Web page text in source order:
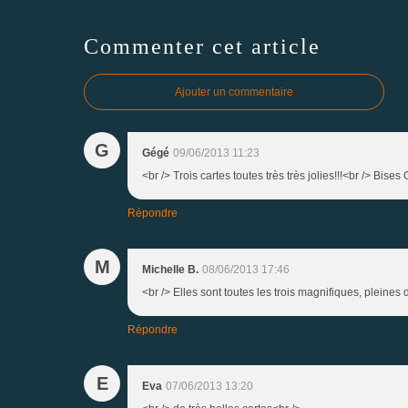
Commenter cet article
Ajouter un commentaire
G Gégé 09/06/2013 11:23
<br /> Trois cartes toutes très très jolies!!!<br /> Bises
Répondre
M Michelle B. 08/06/2013 17:46
<br /> Elles sont toutes les trois magnifiques, pleines
Répondre
E Eva 07/06/2013 13:20